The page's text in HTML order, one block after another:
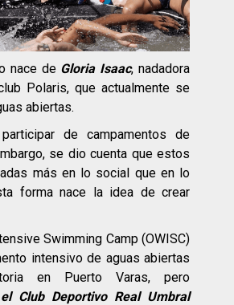
nace de Gloria Isaac, nadadora
Polaris, que actualmente se
abiertas.
de campamentos de
se dio cuenta que estos
más en lo social que en lo
forma nace la idea de crear
Swimming Camp (OWISC)
intensivo de aguas abiertas
en Puerto Varas, pero
Club Deportivo Real Umbral